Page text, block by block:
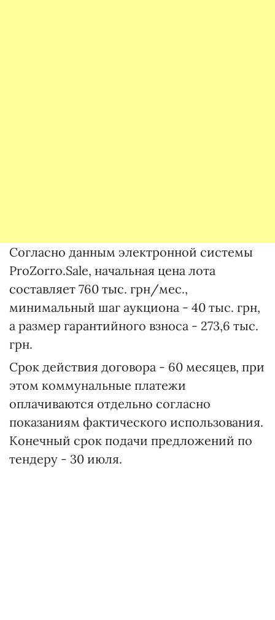
Согласно данным электронной системы
ProZorro.Sale, начальная цена лота
составляет 760 тыс. грн/мес.,
минимальный шаг аукциона - 40 тыс. грн,
а размер гарантийного взноса - 273,6 тыс.
грн.
Срок действия договора - 60 месяцев, при
этом коммунальные платежи
оплачиваются отдельно согласно
показаниям фактического использования.
Конечный срок подачи предложений по
тендеру - 30 июля.